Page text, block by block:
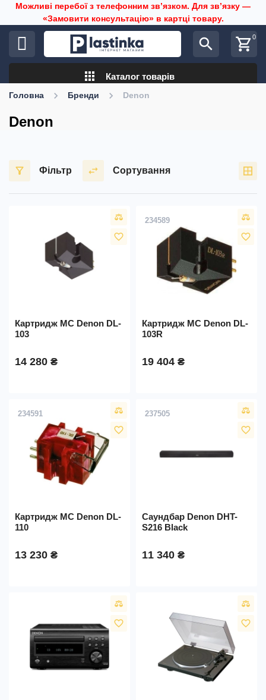
Можливі перебої з телефонним звʼязком. Для звʼязку —
«Замовити консультацію» в картці товару.
search shopping_cart0
apps Каталог товарів
Головна Бренди Denon
Denon
Фільтр Сортування
favorite_border
Картридж МC Denon DL-
103
14 280 ₴
234589
favorite_border
Картридж МC Denon DL-
103R
19 404 ₴
234591
favorite_border
Картридж МC Denon DL-
110
13 230 ₴
237505
favorite_border
Саундбар Denon DHT-
S216 Black
11 340 ₴
favorite_border favorite_border